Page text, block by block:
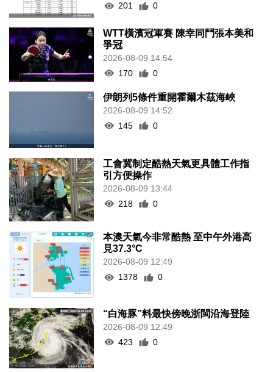
201
0
WTT橫濱冠軍賽 陳幸同鬥張本美和
爭冠
2026-08-09 14:54
170
0
伊朗列5條件重開霍爾木茲海峽
2026-08-09 14:52
145
0
工會冀制定酷熱天氣更具體工作指
引方便操作
2026-08-09 13:44
218
0
本澳天氣今非常酷熱 至中午外港高
見37.3°C
2026-08-09 12:49
1378
0
“白海豚”料最快傍晚浙閩沿海登陸
2026-08-09 12:49
423
0